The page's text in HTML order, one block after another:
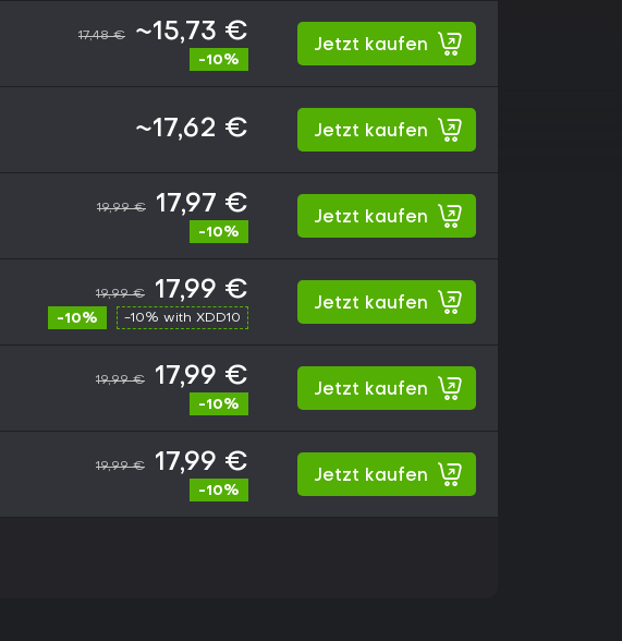
17,48 € ~15,73 €
-10%
Jetzt kaufen
~17,62 € Jetzt kaufen
19,99 € 17,97 €
-10%
Jetzt kaufen
19,99 € 17,99 €
-10% -10% with XDD10
Jetzt kaufen
19,99 € 17,99 €
-10%
Jetzt kaufen
19,99 € 17,99 €
-10%
Jetzt kaufen